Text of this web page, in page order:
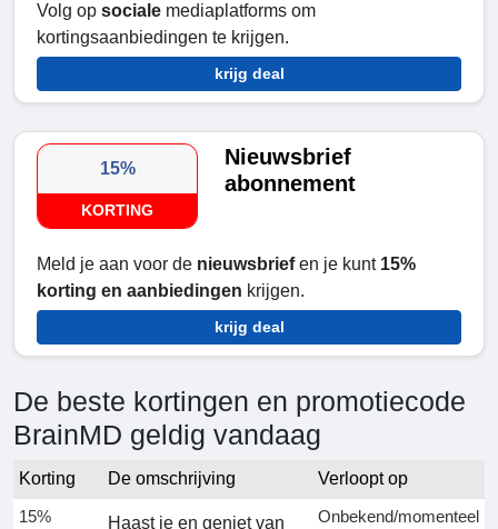
Volg op sociale mediaplatforms om
kortingsaanbiedingen te krijgen.
krijg deal
15%
KORTING
Nieuwsbrief
abonnement
Meld je aan voor de nieuwsbriefen je kunt 15%
korting en aanbiedingen krijgen.
krijg deal
De beste kortingen en promotiecode
BrainMD geldig vandaag
Korting De omschrijving
Verloopt op
15%
Haast je en geniet van Onbekend/momenteel